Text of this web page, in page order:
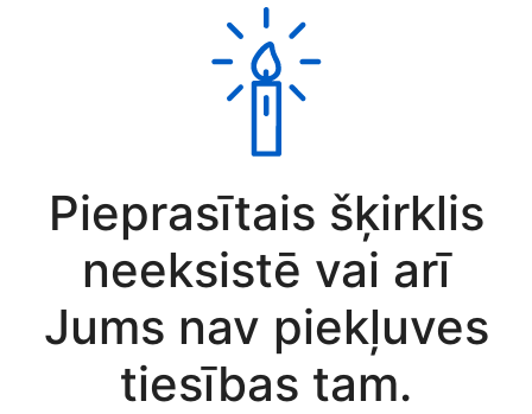
Pieprasītais šķirklis
neeksistē vai arī
Jums nav piekļuves
tiesības tam.